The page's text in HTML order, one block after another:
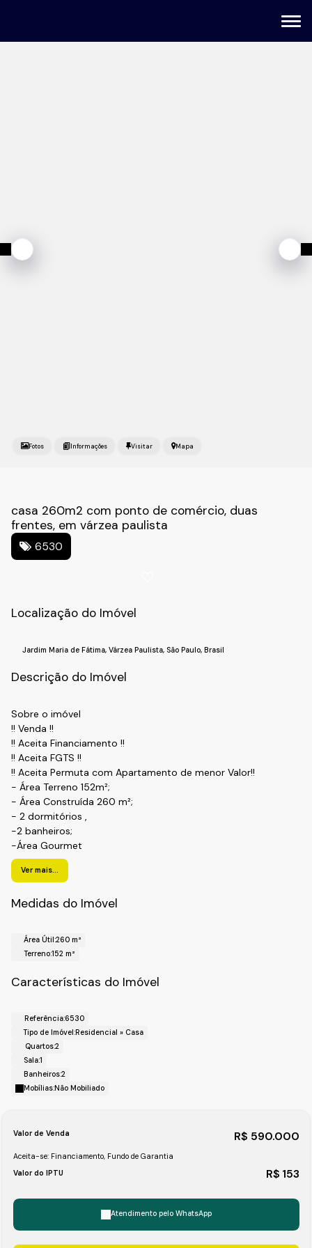
Fotos Mapa
casa 260m2 com ponto de comércio, duas
frentes, em várzea paulista
6530
Localização do Imóvel
Jardim Maria de Fátima,Várzea Paulista, São Paulo,Brasil
Descrição do Imóvel
Sobre o imóvel
!! Venda !!
!! Aceita Financiamento !!
!! Aceita FGTS !!
!! Aceita Permuta com Apartamento de menor Valor!!
- Área Terreno 152m²;
- Área Construída 260 m²;
- 2 dormitórios ,
-2 banheiros;
-Área Gourmet
-Garagem para 2 carros
!! Localização !!
Cidade: Várzea Paulista- SP.
Horários de Agenda para a Visita.
Fale com a Fiveh Soluções Imobiliárias !!!
Ver mais...
Medidas do Imóvel
Área Útil:260 m²
Terreno:152 m²
Características do Imóvel
Referência:6530
Tipo de Imóvel:Residencial » Casa
Quartos:2
Sala:1
Banheiros:2
Mobílias:Não Mobiliado
R$ 590.000
Valor de Venda
Aceita-se: Financiamento, Fundo de Garantia
Valor do IPTU
R$ 153
Atendimento pelo WhatsApp